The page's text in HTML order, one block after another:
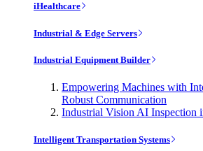
iHealthcare
Industrial & Edge Servers
Industrial Equipment Builder
Empowering Machines with
Robust Communication
Industrial Vision AI Inspection
Intelligent Transportation Systems